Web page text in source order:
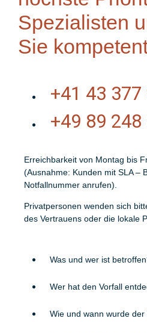
Spezialisten
Sie
+41 43 377
+49 89
Erreichbarkeit von Montag bis
(Ausnahme: Kunden mit SLA –
Notfallnummer anrufen).
Privatpersonen wenden sich
des Vertrauens oder die lokale
Was und wer ist
Wer hat den Vorfall
Wie und wann wurde